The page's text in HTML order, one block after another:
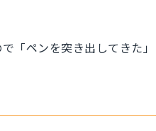
「ペンを突き出してきた」